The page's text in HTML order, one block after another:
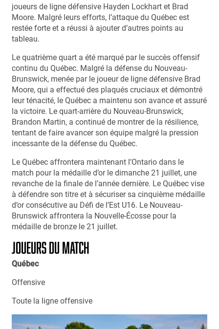
joueurs de ligne défensive Hayden Lockhart et Brad
Moore. Malgré leurs efforts, l’attaque du Québec est
restée forte et a réussi à ajouter d’autres points au
tableau.
Le quatrième quart a été marqué par le succès offensif
continu du Québec. Malgré la défense du Nouveau-
Brunswick, menée par le joueur de ligne défensive Brad
Moore, qui a effectué des plaqués cruciaux et démontré
leur ténacité, le Québec a maintenu son avance et assuré
la victoire. Le quart-arrière du Nouveau-Brunswick,
Brandon Martin, a continué de montrer de la résilience,
tentant de faire avancer son équipe malgré la pression
incessante de la défense du Québec.
Le Québec affrontera maintenant l’Ontario dans le
match pour la médaille d’or le dimanche 21 juillet, une
revanche de la finale de l’année dernière. Le Québec vise
à défendre son titre et à sécuriser sa cinquième médaille
d’or consécutive au Défi de l’Est U16. Le Nouveau-
Brunswick affrontera la Nouvelle-Écosse pour la
médaille de bronze le 21 juillet.
JOUEURS DU MATCH
Québec
Offensive
Toute la ligne offensive